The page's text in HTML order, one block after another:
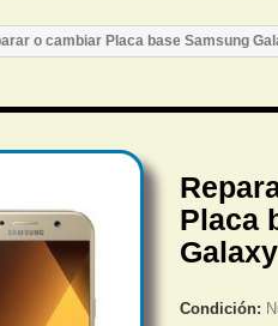
o cambiar Placa base Samsung
Placa
Condición: